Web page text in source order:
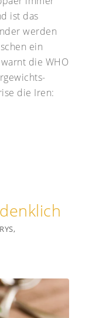
ist das
werden
ein
die WHO
die Iren:
,